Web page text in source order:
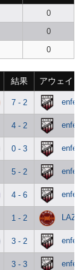
0
0
0
結果 アウェイ
7 - 2
4 - 2
0 - 3
5 - 2
4 - 6
1 - 2
3 - 2
3 - 3